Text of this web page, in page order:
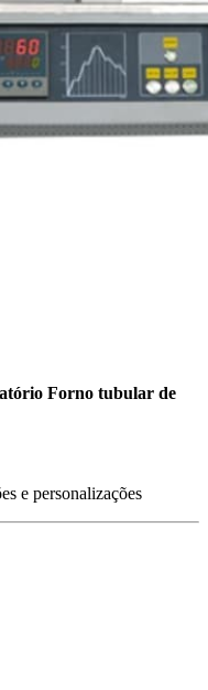
Forno tubular de
e personalizações